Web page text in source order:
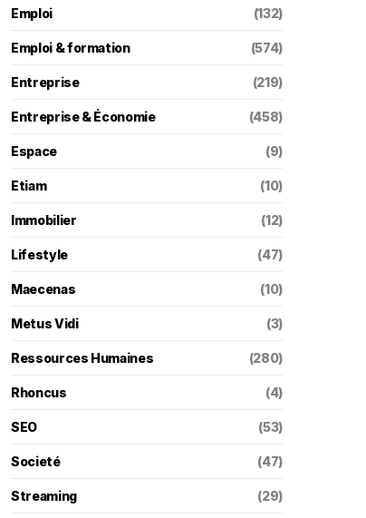
Emploi (132)
Emploi & formation (574)
Entreprise (219)
Entreprise & Économie (458)
Espace (9)
Etiam (10)
Immobilier (12)
Lifestyle (47)
Maecenas (10)
Metus Vidi (3)
Ressources Humaines (280)
Rhoncus (4)
SEO (53)
Societé (47)
Streaming (29)